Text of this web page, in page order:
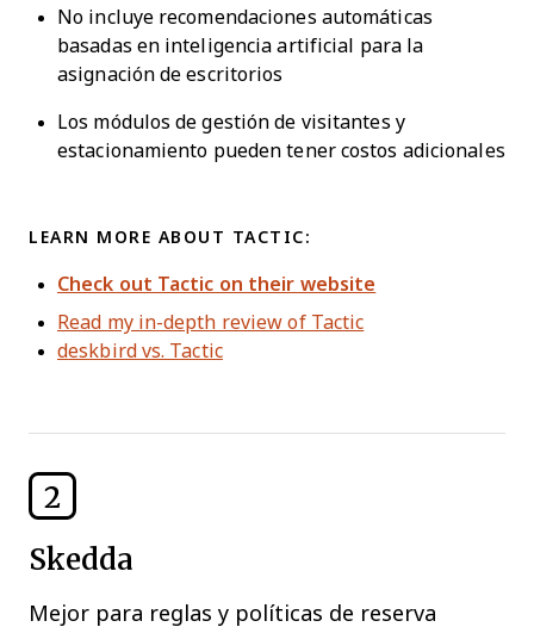
No incluye recomendaciones automáticas
basadas en inteligencia artificial para la
asignación de escritorios
Los módulos de gestión de visitantes y
estacionamiento pueden tener costos adicionales
LEARN MORE ABOUT TACTIC:
Check out Tactic on their website
Read my in-depth review of Tactic
deskbird vs. Tactic
2
Skedda
Mejor para reglas y políticas de reserva